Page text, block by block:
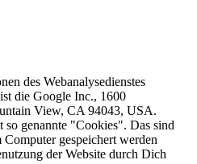
des Webanalysedienstes
die Google Inc., 1600
View, CA 94043, USA.
genannte "Cookies". Das sind
gespeichert werden
der Website durch Dich